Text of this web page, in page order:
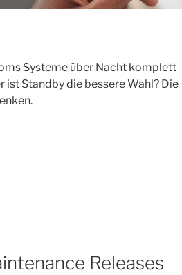
Systeme über Nacht komplett
Standby die bessere Wahl? Die
Releases